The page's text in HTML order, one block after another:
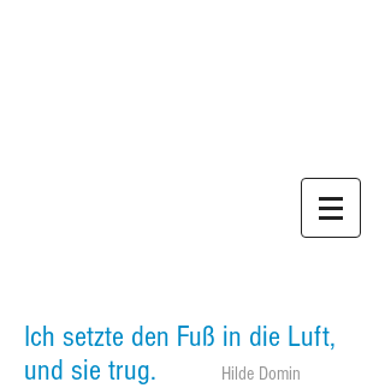
Ich setzte den Fuß in die Luft,
und sie trug.
Hilde Domin